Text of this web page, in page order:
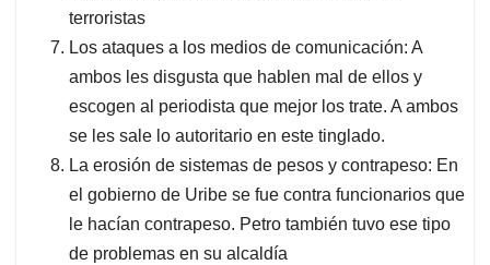
terroristas
Los ataques a los medios de comunicación: A
ambos les disgusta que hablen mal de ellos y
escogen al periodista que mejor los trate. A ambos
se les sale lo autoritario en este tinglado.
La erosión de sistemas de pesos y contrapeso: En
el gobierno de Uribe se fue contra funcionarios que
le hacían contrapeso. Petro también tuvo ese tipo
de problemas en su alcaldía